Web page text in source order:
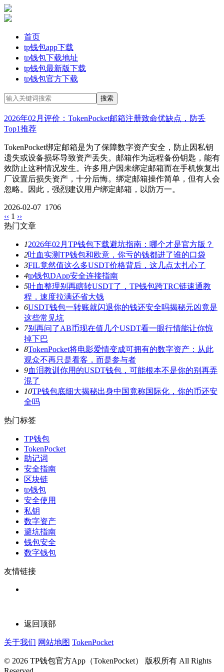
首页
tp钱包app下载
tp钱包下载地址
tp钱包最新版下载
tp钱包官方下载
2026年02月评价：TokenPocket邮箱注册致命优缺点，防丢
Top1推荐
TokenPocket绑定邮箱是为了保障数字资产安全，防止因私钥
遗失或设备损坏导致资产丢失。邮箱作为远程备份钥匙，能有
效防止这种情况发生。许多用户因未绑定邮箱而在手机恢复出
厂设置后损失资产，十分后悔。绑定邮箱操作简单，但有人会
忽略。因此，强烈建议用户绑定邮箱，以防万一。
2026-02-07 1706
‹‹ 1 ››
热门文章
12026年02月TP钱包下载避坑指南：哪个才是官方版？
2吐血实测TP钱包和欧意，你亏的钱都进了谁的口袋
3FIL竟然值这么多USDT价格背后，这几点太扎心了
4tp钱包DApp安全连接指南
5吐血整理别再瞎转USDT了，TP钱包跨TRC链速通教
程，速度拉满还省大钱
6USDT钱包一转账就闪退你的钱还安全吗揭秘元凶竟是
这些常见坑
7别再问了AB币现在值几个USDT看一眼行情能让你惊
掉下巴
8TokenPocket将电影爱情变成可拥有的数字资产：从此
观众不再只是看客，而是参与者
9血泪教训你用的USDT钱包，可能根本不是你的别再弄
混了
10TP钱包底细大揭秘出身中国竟称国际化，你的币还安
全吗
热门标签
TP钱包
TokenPocket
助记词
安全指南
区块链
tp钱包
安全使用
私钥
数字资产
避坑指南
钱包安全
数字钱包
友情链接
返回顶部
关于我们 网站地图 TokenPocket
© 2026 TP钱包官方App（TokenPocket） 版权所有 All Rights